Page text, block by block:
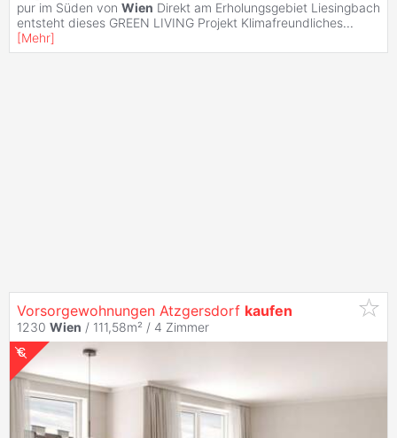
pur im Süden von Wien Direkt am Erholungsgebiet Liesingbach
entsteht dieses GREEN LIVING Projekt Klimafreundliches...
[Mehr]
Vorsorgewohnungen Atzgersdorf kaufen
1230 Wien / 111,58m² / 4 Zimmer